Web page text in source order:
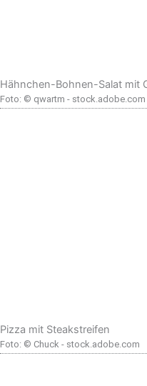
Hähnchen-Bohnen-Salat mit
Foto: © qwartm - stock.adobe.com
Pizza mit Steakstreifen
Foto: © Chuck - stock.adobe.com